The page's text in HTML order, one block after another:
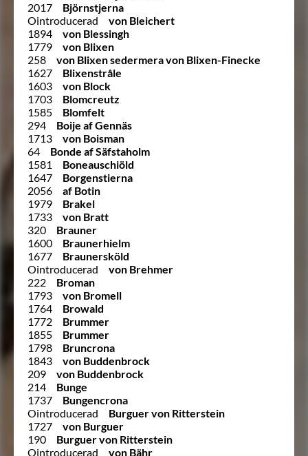
2017
Björnstjerna
Ointroducerad
von Bleichert
1894
von Blessingh
1779
von Blixen
258
von Blixen sedermera von Blixen-Finecke
1627
Blixenstråle
1603
von Block
1703
Blomcreutz
1585
Blomfelt
294
Boije af Gennäs
1713
von Boisman
64
Bonde af Säfstaholm
1581
Boneauschiöld
1647
Borgenstierna
2056
af Botin
1979
Brakel
1733
von Bratt
320
Brauner
1600
Braunerhielm
1677
Braunersköld
Ointroducerad
von Brehmer
222
Broman
1793
von Bromell
1764
Browald
1772
Brummer
1855
Brummer
1798
Bruncrona
1843
von Buddenbrock
209
von Buddenbrock
214
Bunge
1737
Bungencrona
Ointroducerad
Burguer von Ritterstein
1727
von Burguer
190
Burguer von Ritterstein
Ointroducerad
von Bähr